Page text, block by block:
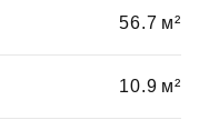
56.7 м²
10.9 м²